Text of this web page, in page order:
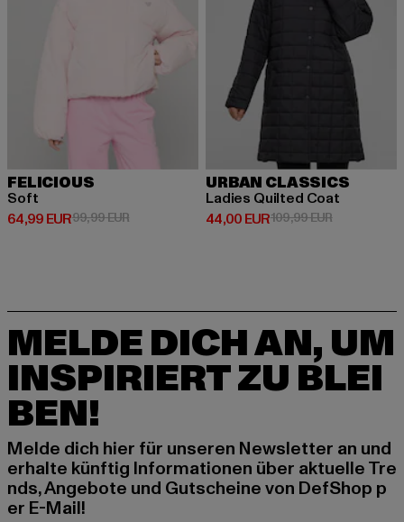
FELICIOUS
Soft
64,99 EUR
Derzeitiger Preis: 64,99 EUR
99,99 EURAktionspreis: 99,99 EUR
URBAN CLASSICS
Ladies Quilted Coat
44,00 EUR
Derzeitiger Preis: 44,00 EUR
109,99 EUR
MELDE DICH AN, UM
INSPIRIERT ZU BLEI
BEN!
Melde dich hier für unseren Newsletter an und
erhalte künftig Informationen über aktuelle Tre
nds, Angebote und Gutscheine von DefShop p
er E-Mail!